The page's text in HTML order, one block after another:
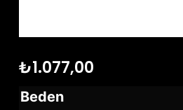
₺1.077,00
Beden